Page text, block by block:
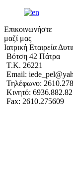
Επικοινωνήστε
μαζί μας
Ιατρική Εταιρεία
Βότση 42 Πάτρα
Τ.Κ. 26221
Email:
Τηλέφωνο:
Κινητό:
Fax: 2610.275609